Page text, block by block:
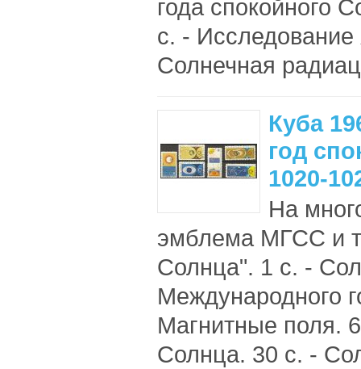
года спокойного
с. - Исследование
Солнечная
Куба
год
1020-
На
эмблема МГСС и
Солнца". 1 с. -
Международного
Магнитные поля.
Солнца. 30 с. -